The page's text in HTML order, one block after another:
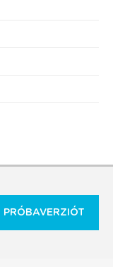
PRÓBAVERZIÓT